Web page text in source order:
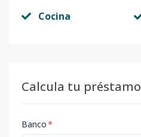
Cocina
Calcula tu préstamo
Banco*